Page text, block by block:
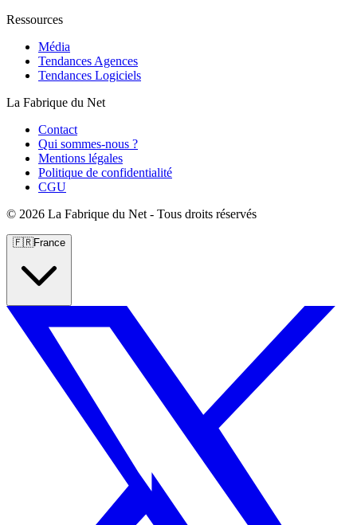
Ressources
Média
Tendances Agences
Tendances Logiciels
La Fabrique du Net
Contact
Qui sommes-nous ?
Mentions légales
Politique de confidentialité
CGU
© 2026 La Fabrique du Net - Tous droits réservés
🇫🇷France